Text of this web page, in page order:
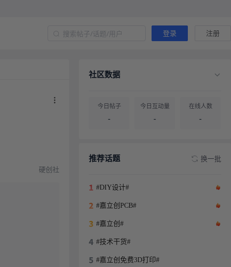
登录 注册
硬创社
社区数据
今日帖子
-
今日互动量
-
在线人数
-
-
推荐话题 换一批
#DIY设计#
#嘉立创PCB#
#嘉立创#
#技术干货#
#嘉立创免费3D打印#